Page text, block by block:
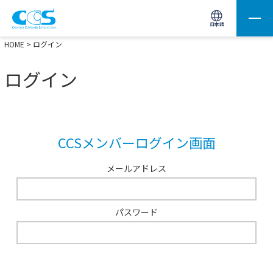
日本語
画像処理用の製品検索 サイト内検索(Enterで実行)
HOME > ログイン
ログイン
CCSメンバーログイン画面
メールアドレス
パスワード